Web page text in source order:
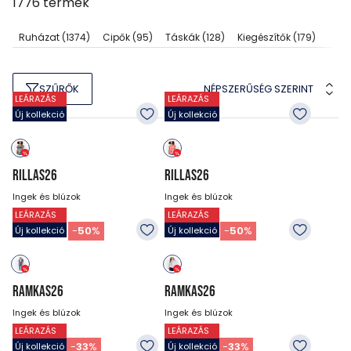
Ruházat(1374) Cipők(95) Táskák(128) Kiegészítők(179)
SZŰRŐK NÉPSZERŰSÉG SZERINT
LEÁRAZÁS
Új kollekció
RILLAS26
Ingek és blúzok
12 990Ft
6 490Ft -50%
LEÁRAZÁS
Új kollekció
RILLAS26
Ingek és blúzok
12 990Ft
6 490Ft -50%
LEÁRAZÁS
Új kollekció
RAMKAS26
Ingek és blúzok
14 990Ft
9 990Ft -33%
LEÁRAZÁS
Új kollekció
RAMKAS26
Ingek és blúzok
14 990Ft
9 990Ft -33%
LEÁRAZÁS
Új kollekció
LEÁRAZÁS
Új kollekció